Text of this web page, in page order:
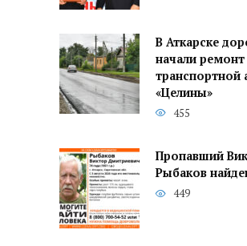
В Аткарске
начали ремонт
транспортной
«Целины»
455
Пропавший
Рыбаков
449